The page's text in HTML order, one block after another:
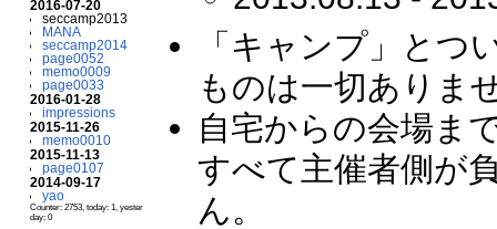
2016-07-20
seccamp2013
MANA
seccamp2014
page0052
memo0009
page0033
2016-01-28
impressions
2015-11-26
memo0010
2015-11-13
page0107
2014-09-17
yao
Counter: 2753, today: 1, yester
day: 0
「キャンプ」と
ものは一切ありま
自宅からの会場ま
すべて主催者側が
ん。